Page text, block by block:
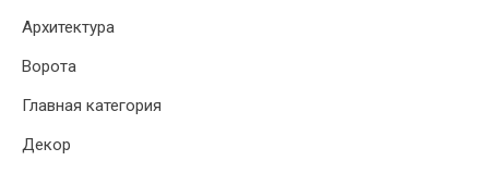
Архитектура
Ворота
Главная категория
Декор